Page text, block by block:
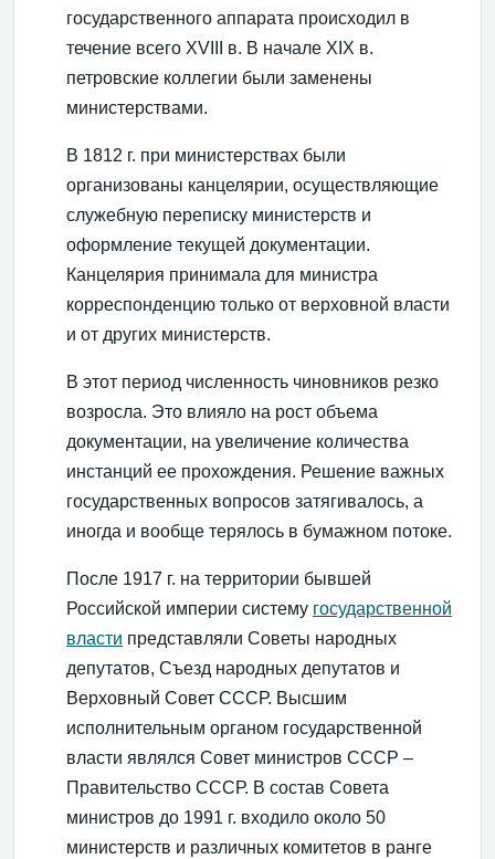
государственного аппарата происходил в
течение всего XVIII в. В начале XIX в.
петровские коллегии были заменены
министерствами.
В 1812 г. при министерствах были
организованы канцелярии, осуществляющие
служебную переписку министерств и
оформление текущей документации.
Канцелярия принимала для министра
корреспонденцию только от верховной власти
и от других министерств.
В этот период численность чиновников резко
возросла. Это влияло на рост объема
документации, на увеличение количества
инстанций ее прохождения. Решение важных
государственных вопросов затягивалось, а
иногда и вообще терялось в бумажном потоке.
После 1917 г. на территории бывшей
Российской империи систему государственной
власти представляли Советы народных
депутатов, Съезд народных депутатов и
Верховный Совет СССР. Высшим
исполнительным органом государственной
власти являлся Совет министров СССР –
Правительство СССР. В состав Совета
министров до 1991 г. входило около 50
министерств и различных комитетов в ранге